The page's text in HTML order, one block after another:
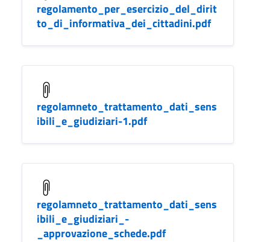
regolamento_per_esercizio_del_dirit
to_di_informativa_dei_cittadini.pdf
regolamneto_trattamento_dati_sens
ibili_e_giudiziari-1.pdf
regolamneto_trattamento_dati_sens
ibili_e_giudiziari_-
_approvazione_schede.pdf